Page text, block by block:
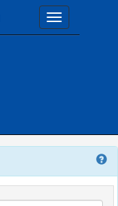
Toggle